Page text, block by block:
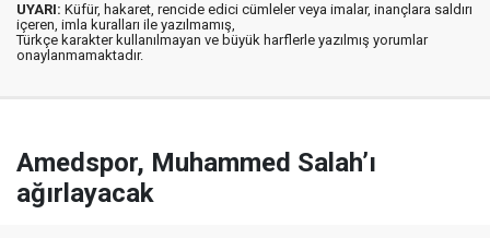
UYARI: Küfür, hakaret, rencide edici cümleler veya imalar, inançlara saldırı
içeren, imla kuralları ile yazılmamış,
Türkçe karakter kullanılmayan ve büyük harflerle yazılmış yorumlar
onaylanmamaktadır.
Amedspor, Muhammed Salah’ı
ağırlayacak